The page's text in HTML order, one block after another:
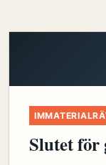
Slutet för